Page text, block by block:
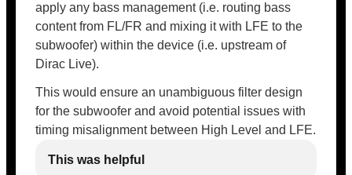
apply any bass management (i.e. routing bass
content from FL/FR and mixing it with LFE to the
subwoofer) within the device (i.e. upstream of
Dirac Live).
This would ensure an unambiguous filter design
for the subwoofer and avoid potential issues with
timing misalignment between High Level and LFE.
This was helpful